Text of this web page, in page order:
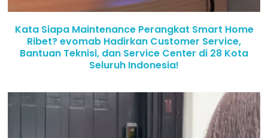
Kata Siapa Maintenance Perangkat Smart Home
Ribet? evomab Hadirkan Customer Service,
Bantuan Teknisi, dan Service Center di 28 Kota
Seluruh Indonesia!